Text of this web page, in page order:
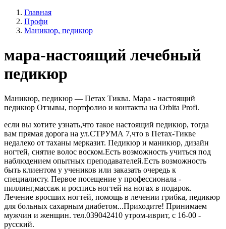
Главная
Профи
Маникюр, педикюр
мара-настоящий лечебный
педикюр
Маникюр, педикюр — Петах Тиква. Мара - настоящий
педикюр Отзывы, портфолио и контакты на Orbita Profi.
если вы хотите узнать,что такое настоящий педикюр, тогда
вам прямая дорога на ул.СТРУМА 7,что в Петах-Тикве
недалеко от таханы мерказит. Педикюр и маникюр, дизайн
ногтей, снятие волос воском.Есть возможность учиться под
наблюдением опытных преподавателей.Есть возможность
быть клиентом у учеников или заказать очередь к
специалисту. Первое посещение у профессионала -
пиллинг,массаж и роспись ногтей на ногах в подарок.
Лечение вросших ногтей, помощь в лечении грибка, педикюр
для больных сахарным диабетом...Приходите! Принимаем
мужчин и женщин. тел.039042410 утром-иврит, с 16-00 -
русский.